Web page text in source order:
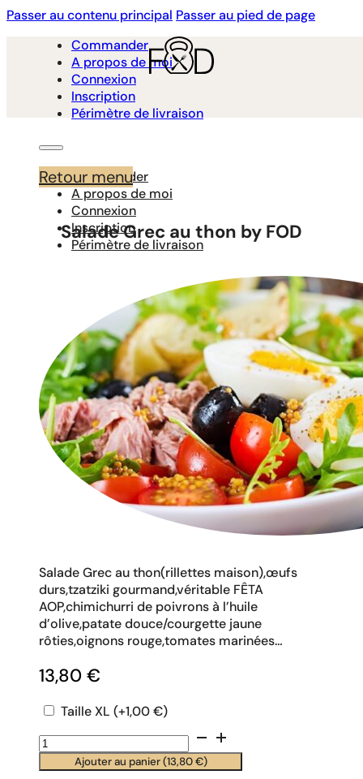
Passer au contenu principal Passer au pied de page
Commander
A propos de moi
Connexion
Inscription
Périmètre de livraison
Commander
A propos de moi
Connexion
Inscription
Périmètre de livraison
Retour menu
Salade Grec au thon by FOD
Salade Grec au thon(rillettes maison),œufs
durs,tzatziki gourmand,véritable FÊTA
AOP,chimichurri de poivrons à l’huile
d’olive,patate douce/courgette jaune
rôties,oignons rouge,tomates marinées…
13,80 €
Taille XL (+1,00€)
quantité
de
SaladeAjouter au panier (13,80€)